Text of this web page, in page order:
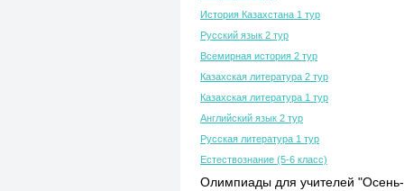
История Казахстана 1 тур
Русский язык 2 тур
Всемирная история 2 тур
Казахская литература 2 тур
Казахская литература 1 тур
Английский язык 2 тур
Русская литература 1 тур
Естествознание (5-6 класс)
Олимпиады для учителей